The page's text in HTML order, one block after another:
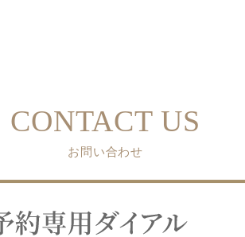
CONTACT US
お問い合わせ